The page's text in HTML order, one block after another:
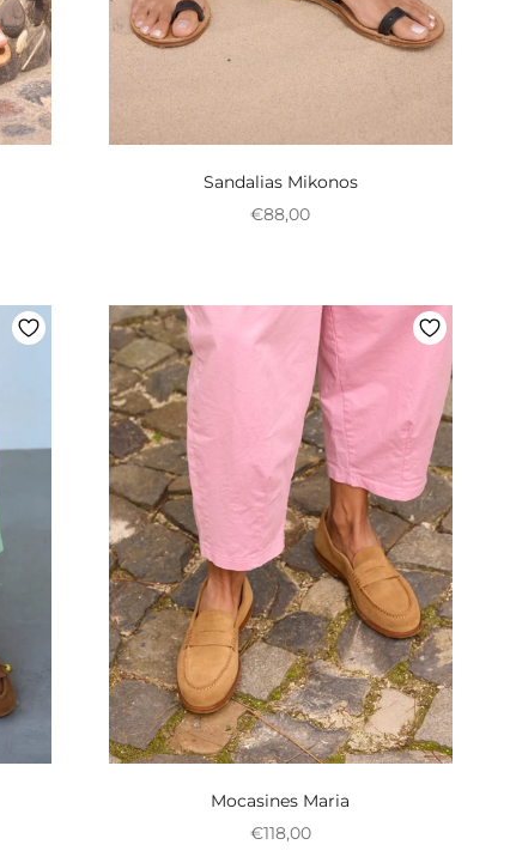
Sandalias Mikonos
Preço promocional
€88,00
Mocasines Maria
Preço promocional
€118,00